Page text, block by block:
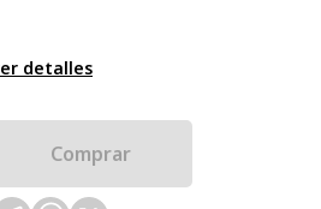
detalles
Comprar